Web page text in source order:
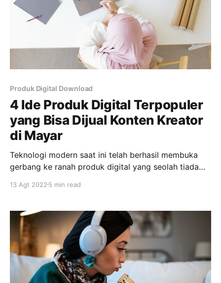
Produk Digital Download
4 Ide Produk Digital Terpopuler
yang Bisa Dijual Konten Kreator
di Mayar
Teknologi modern saat ini telah berhasil membuka
gerbang ke ranah produk digital yang seolah tiada
jenis produk digital yang paling populer di kalangan
masih banyak lagi. Mayar sebagai salah satu platform
untuk berjualan digital produk sangat
13 Agt 2022 5 min read